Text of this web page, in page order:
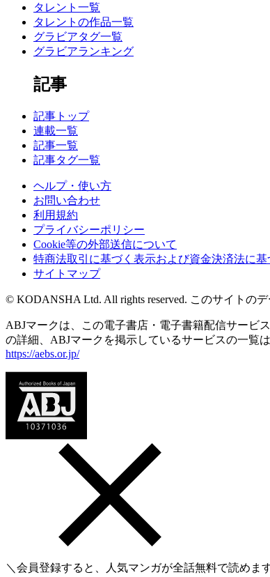
タレント一覧
タレントの作品一覧
グラビアタグ一覧
グラビアランキング
記事
記事トップ
連載一覧
記事一覧
記事タグ一覧
ヘルプ・使い方
お問い合わせ
利用規約
プライバシーポリシー
Cookie等の外部送信について
特商法取引に基づく表示および資金決済法に基
サイトマップ
© KODANSHA Ltd. All rights reserved. このサイトの
ABJマークは、この電子書店・電子書籍配信サービ
の詳細、ABJマークを掲示しているサービスの一覧は
https://aebs.or.jp/
＼会員登録すると、人気マンガが全話無料で読めま